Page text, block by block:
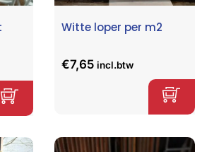
Witte loper per m2
€7,65 incl.btw